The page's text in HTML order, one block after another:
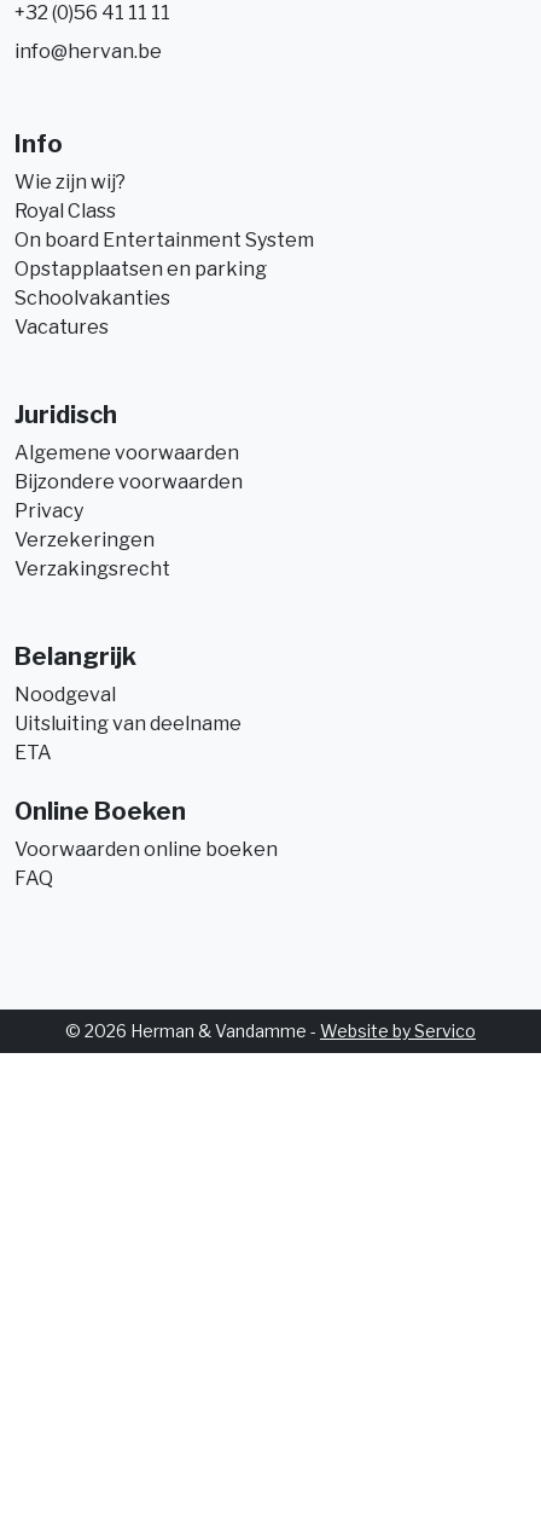
+32 (0)56 41 11 11
info@hervan.be
Info
Wie zijn wij?
Royal Class
On board Entertainment System
Opstapplaatsen en parking
Schoolvakanties
Vacatures
Juridisch
Algemene voorwaarden
Bijzondere voorwaarden
Privacy
Verzekeringen
Verzakingsrecht
Belangrijk
Noodgeval
Uitsluiting van deelname
ETA
Online Boeken
Voorwaarden online boeken
FAQ
© 2026 Herman & Vandamme - Website by Servico